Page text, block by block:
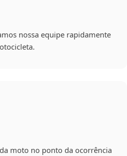
nossa equipe rapidamente
moto no ponto da ocorrência